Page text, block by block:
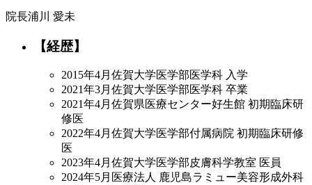
院長浦川 愛未
【経歴】
2015年4月 佐賀大学医学部医学科 入学
2021年3月 佐賀大学医学部医学科 卒業
2021年4月 佐賀県医療センター好生館 初期臨床研
修医
2022年4月 佐賀大学医学部付属病院 初期臨床研修
医
2023年4月 佐賀大学医学部皮膚科学教室 医員
2024年5月 医療法人 鹿児島ラミュー美容形成外科